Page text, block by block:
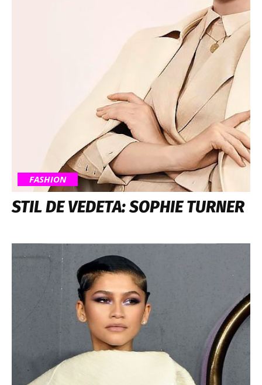
FASHION
STIL DE VEDETA: SOPHIE TURNER